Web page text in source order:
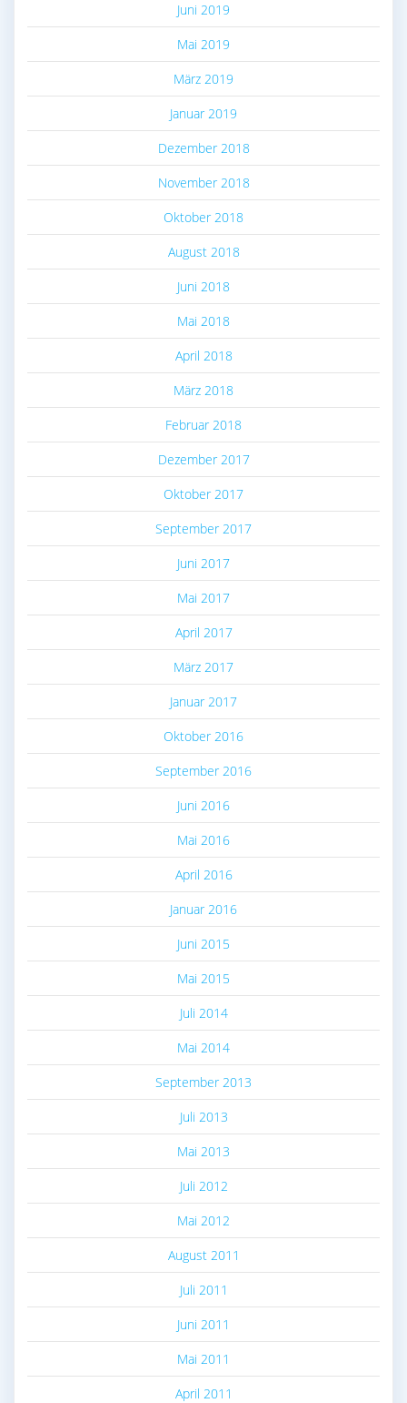
Juni 2019
Mai 2019
März 2019
Januar 2019
Dezember 2018
November 2018
Oktober 2018
August 2018
Juni 2018
Mai 2018
April 2018
März 2018
Februar 2018
Dezember 2017
Oktober 2017
September 2017
Juni 2017
Mai 2017
April 2017
März 2017
Januar 2017
Oktober 2016
September 2016
Juni 2016
Mai 2016
April 2016
Januar 2016
Juni 2015
Mai 2015
Juli 2014
Mai 2014
September 2013
Juli 2013
Mai 2013
Juli 2012
Mai 2012
August 2011
Juli 2011
Juni 2011
Mai 2011
April 2011